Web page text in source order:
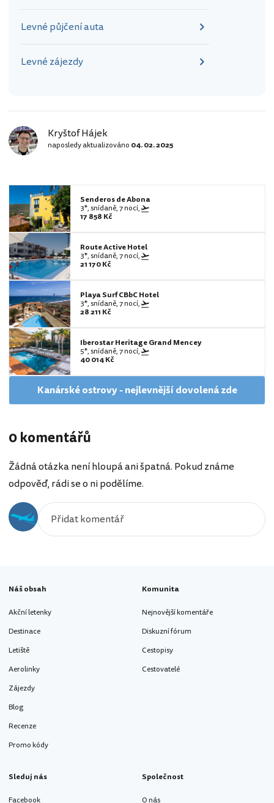
Levné půjčení auta
Levné zájezdy
Kryštof Hájek
naposledy aktualizováno 04. 02. 2025
Senderos de Abona
3*, snídaně, 7 nocí,
17 858 Kč
Route Active Hotel
3*, snídaně, 7 nocí,
21 170 Kč
Playa Surf CBbC Hotel
3*, snídaně, 7 nocí,
28 211 Kč
Iberostar Heritage Grand Mencey
5*, snídaně, 7 nocí,
40 014 Kč
Kanárské ostrovy - nejlevnější dovolená zde
0 komentářů
Žádná otázka není hloupá ani špatná. Pokud známe
odpověď, rádi se o ni podělíme.
Náš obsah
Akční letenky
Destinace
Letiště
Aerolinky
Zájezdy
Blog
Recenze
Promo kódy
Komunita
Nejnovější komentáře
Diskuzní fórum
Cestopisy
Cestovatelé
Sleduj nás
Facebook
Společnost
O nás